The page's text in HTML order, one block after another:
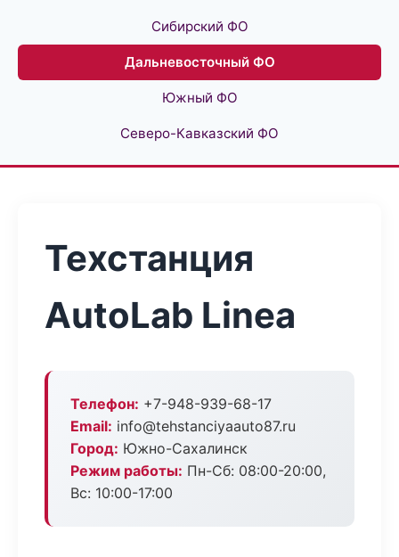
Сибирский ФО
Дальневосточный ФО
Южный ФО
Северо-Кавказский ФО
Техстанция
AutoLab Linea
Телефон: +7-948-939-68-17
Email: info@tehstanciyaauto87.ru
Город: Южно-Сахалинск
Режим работы: Пн-Сб: 08:00-20:00,
Вс: 10:00-17:00